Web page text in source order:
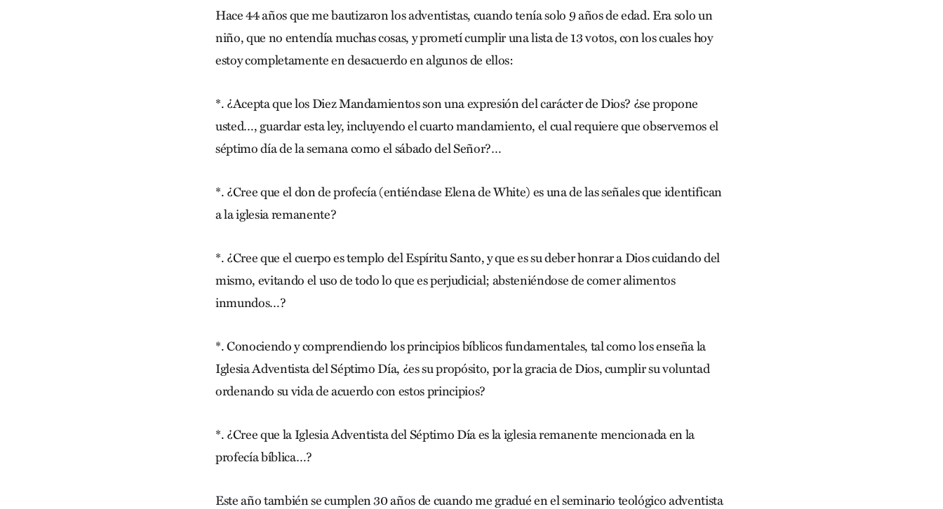
Hace 44 años que me bautizaron los adventistas, cuando tenía solo 9 años de edad. Era solo un
niño, que no entendía muchas cosas, y prometí cumplir una lista de 13 votos, con los cuales hoy
estoy completamente en desacuerdo en algunos de ellos:
*. ¿Acepta que los Diez Mandamientos son una expresión del carácter de Dios? ¿se propone
usted…, guardar esta ley, incluyendo el cuarto mandamiento, el cual requiere que observemos el
séptimo día de la semana como el sábado del Señor?…
*. ¿Cree que el don de profecía (entiéndase Elena de White) es una de las señales que identifican
a la iglesia remanente?
*. ¿Cree que el cuerpo es templo del Espíritu Santo, y que es su deber honrar a Dios cuidando del
mismo, evitando el uso de todo lo que es perjudicial; absteniéndose de comer alimentos
inmundos…?
*. Conociendo y comprendiendo los principios bíblicos fundamentales, tal como los enseña la
Iglesia Adventista del Séptimo Día, ¿es su propósito, por la gracia de Dios, cumplir su voluntad
ordenando su vida de acuerdo con estos principios?
*. ¿Cree que la Iglesia Adventista del Séptimo Día es la iglesia remanente mencionada en la
profecía bíblica…?
Este año también se cumplen 30 años de cuando me gradué en el seminario teológico adventista